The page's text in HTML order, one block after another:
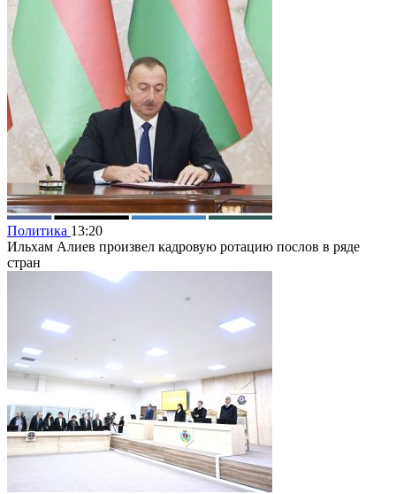
Политика 13:20
Ильхам Алиев произвел кадровую ротацию послов в ряде
стран